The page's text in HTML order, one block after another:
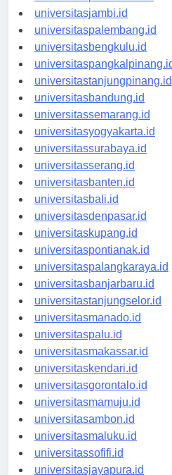
universitaspekanbaru.id
universitasjambi.id
universitaspalembang.id
universitasbengkulu.id
universitaspangkalpinang.id
universitastanjungpinang.id
universitasbandung.id
universitassemarang.id
universitasyogyakarta.id
universitassurabaya.id
universitasserang.id
universitasbanten.id
universitasbali.id
universitasdenpasar.id
universitaskupang.id
universitaspontianak.id
universitaspalangkaraya.id
universitasbanjarbaru.id
universitastanjungselor.id
universitasmanado.id
universitaspalu.id
universitasmakassar.id
universitaskendari.id
universitasgorontalo.id
universitasmamuju.id
universitasambon.id
universitasmaluku.id
universitassofifi.id